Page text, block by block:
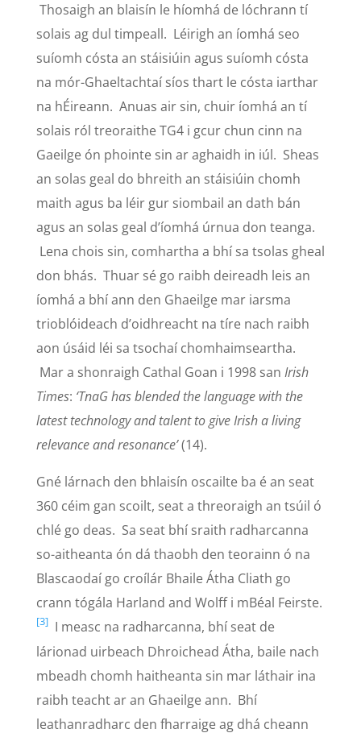
Thosaigh an blaisín le híomhá de lóchrann tí
solais ag dul timpeall. Léirigh an íomhá seo
suíomh cósta an stáisiúin agus suíomh cósta
na mór-Ghaeltachtaí síos thart le cósta iarthar
na hÉireann. Anuas air sin, chuir íomhá an tí
solais ról treoraithe TG4 i gcur chun cinn na
Gaeilge ón phointe sin ar aghaidh in iúl. Sheas
an solas geal do bhreith an stáisiúin chomh
maith agus ba léir gur siombail an dath bán
agus an solas geal d’íomhá úrnua don teanga.
Lena chois sin, comhartha a bhí sa tsolas gheal
don bhás. Thuar sé go raibh deireadh leis an
íomhá a bhí ann den Ghaeilge mar iarsma
trioblóideach d’oidhreacht na tíre nach raibh
aon úsáid léi sa tsochaí chomhaimseartha.
Mar a shonraigh Cathal Goan i 1998 san Irish
Times: ‘TnaG has blended the language with the
latest technology and talent to give Irish a living
relevance and resonance’(14).
Gné lárnach den bhlaisín oscailte ba é an seat
360 céim gan scoilt, seat a threoraigh an tsúil ó
chlé go deas. Sa seat bhí sraith radharcanna
so-aitheanta ón dá thaobh den teorainn ó na
Blascaodaí go croílár Bhaile Átha Cliath go
crann tógála Harland and Wolff i mBéal Feirste.
[3]I measc na radharcanna, bhí seat de
lárionad uirbeach Dhroichead Átha, baile nach
mbeadh chomh haitheanta sin mar láthair ina
raibh teacht ar an Ghaeilge ann. Bhí
leathanradharc den fharraige ag dhá cheann